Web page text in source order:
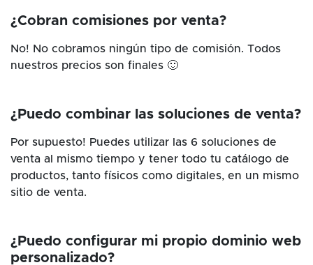
¿Cobran comisiones por venta?
No! No cobramos ningún tipo de comisión. Todos
nuestros precios son finales 🙂
¿Puedo combinar las soluciones de venta?
Por supuesto! Puedes utilizar las 6 soluciones de
venta al mismo tiempo y tener todo tu catálogo de
productos, tanto físicos como digitales, en un mismo
sitio de venta.
¿Puedo configurar mi propio dominio web
personalizado?